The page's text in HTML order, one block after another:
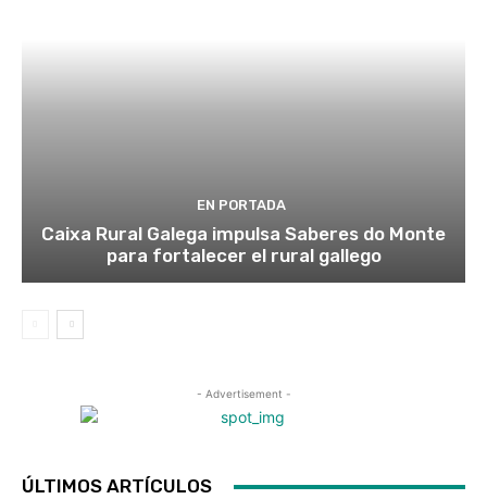
EN PORTADA
Caixa Rural Galega impulsa Saberes do Monte
para fortalecer el rural gallego
- Advertisement -
ÚLTIMOS ARTÍCULOS